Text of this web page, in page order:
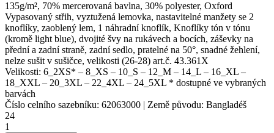
135g/m², 70% mercerovaná bavlna, 30% polyester, Oxford
Vypasovaný střih, vyztužená lemovka, nastavitelné manžety se 2
knoflíky, zaoblený lem, 1 náhradní knoflík, Knoflíky tón v tónu
(kromě light blue), dvojité švy na rukávech a bocích, záševky na
přední a zadní straně, zadní sedlo, pratelné na 50°, snadné žehlení,
nelze sušit v sušičce, velikosti (26-28) art.č. 43.361X
Velikosti: 6_2XS* – 8_XS – 10_S – 12_M – 14_L – 16_XL –
18_XXL – 20_3XL – 22_4XL – 24_5XL * dostupné ve vybraných
barvách
Číslo celního sazebníku: 62063000 | Země původu: Bangladéš
24
1